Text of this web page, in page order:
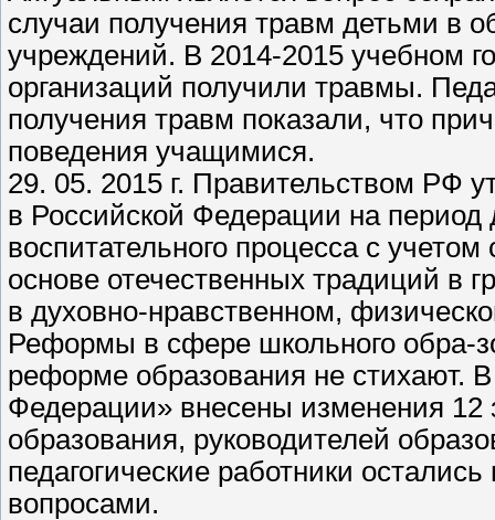
случаи получения травм детьми в
учреждений. В 2014-2015 учебном
организаций получили травмы.
получения травм показали, что
поведения учащимися.
29. 05. 2015 г. Правительством РФ
в Российской Федерации на период
воспитательного процесса с
основе отечественных традиций в
в духовно-нравственном,
Реформы в сфере школьного обра-
реформе образования не стихают.
Федерации» внесены изменения 12
образования, руководителей
педагогические работники
вопросами.